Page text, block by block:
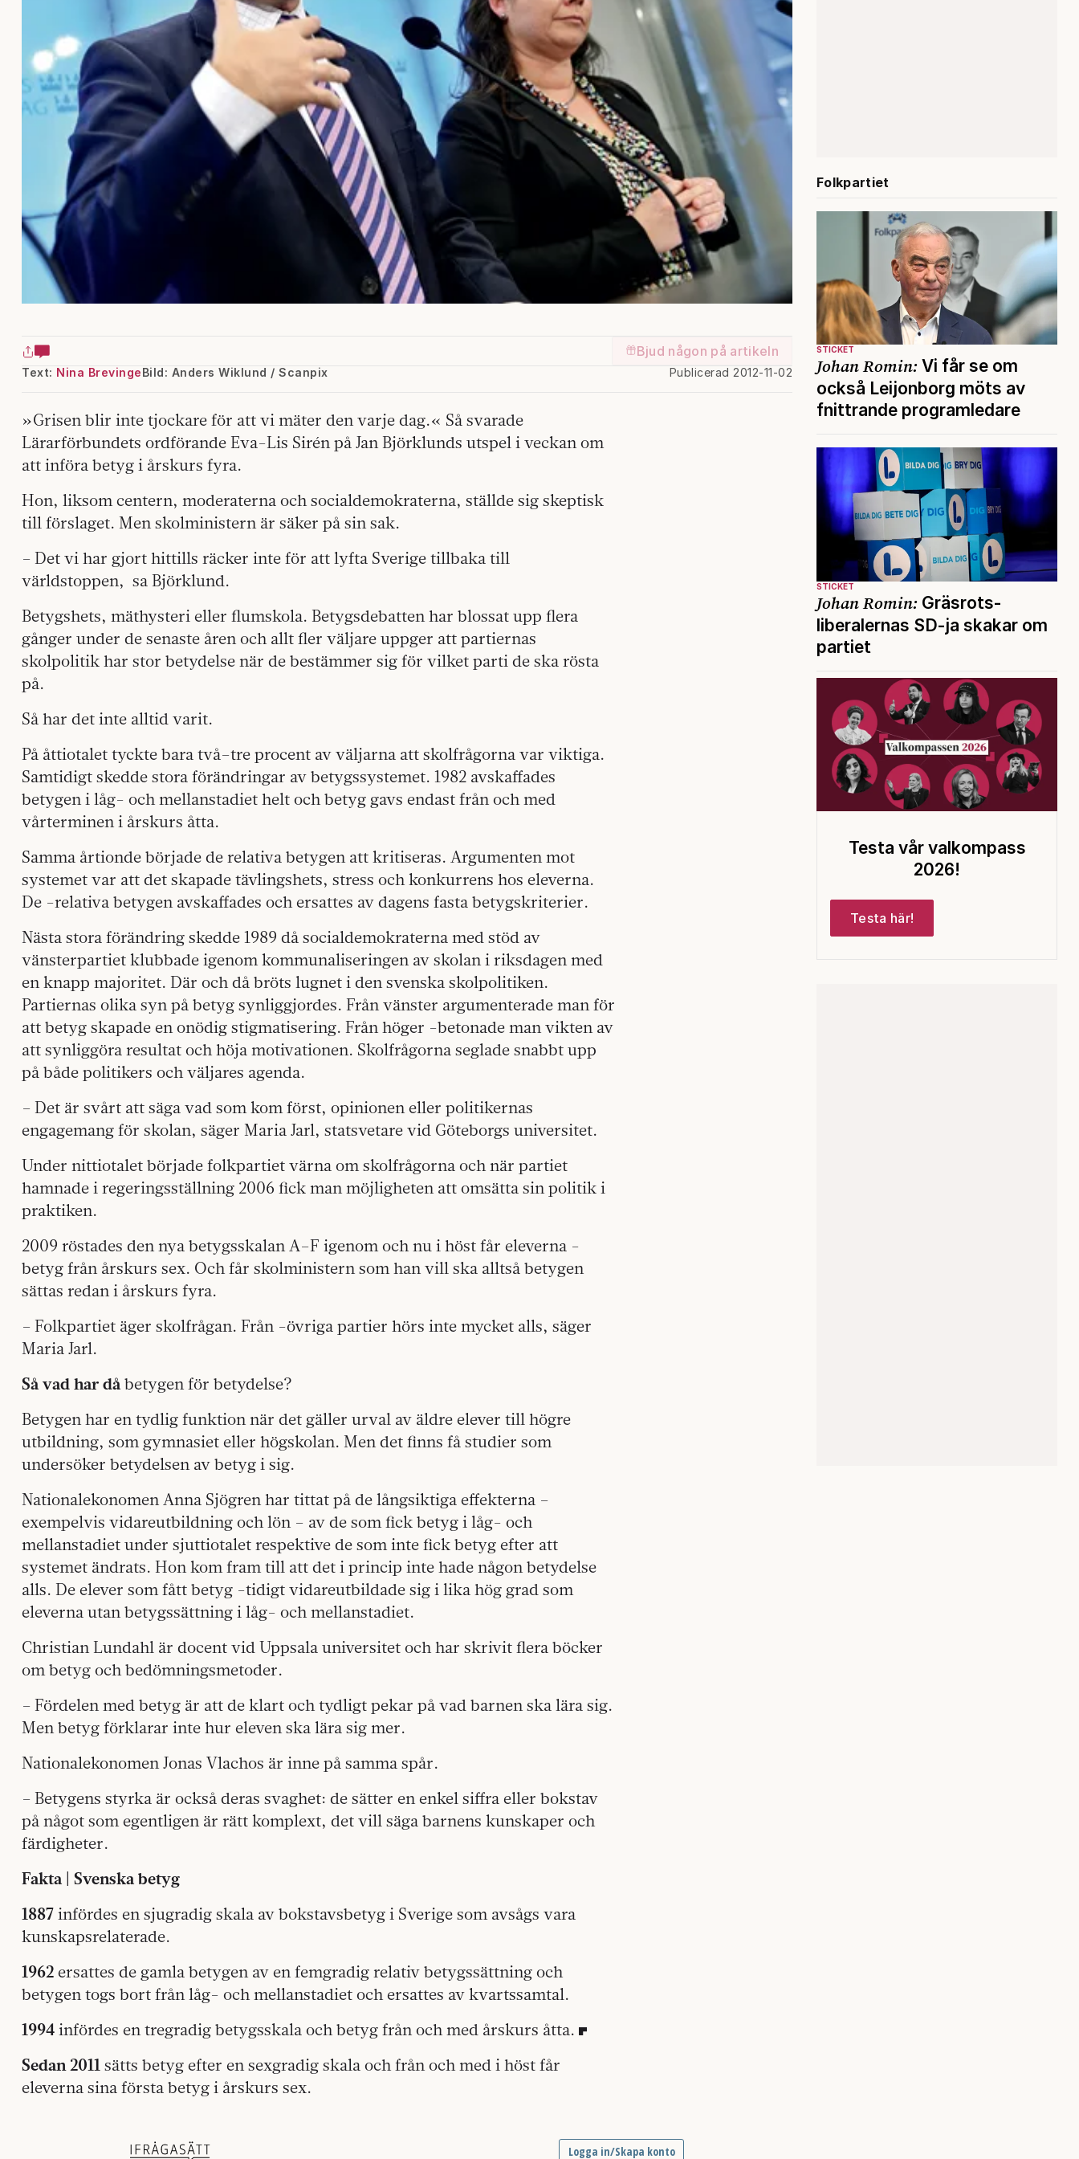
Bjud någon på artikeln
Text: Nina Brevinge Publicerad 2012-11-02
Bild: Anders Wiklund / Scanpix
»Grisen blir inte tjockare för att vi mäter den varje dag.« Så svarade
Lärarförbundets ordförande Eva-Lis Sirén på Jan Björklunds utspel i veckan om
att införa betyg i årskurs fyra.
Hon, liksom centern, moderaterna och socialdemokraterna, ställde sig skeptisk
till förslaget. Men skolministern är säker på sin sak.
– Det vi har gjort hittills räcker inte för att lyfta Sverige tillbaka till
världstoppen, sa Björklund.
Betygshets, mäthysteri eller flumskola. Betygsdebatten har blossat upp flera
gånger under de senaste åren och allt fler väljare uppger att partiernas
skolpolitik har stor betydelse när de bestämmer sig för vilket parti de ska rösta
på.
Så har det inte alltid varit.
På åttiotalet tyckte bara två–tre procent av väljarna att skolfrågorna var viktiga.
Samtidigt skedde stora förändringar av betygssystemet. 1982 avskaffades
betygen i låg- och mellanstadiet helt och betyg gavs endast från och med
vårterminen i årskurs åtta.
Samma årtionde började de relativa betygen att kritiseras. Argumenten mot
systemet var att det skapade tävlingshets, stress och konkurrens hos eleverna.
De -relativa betygen avskaffades och ersattes av dagens fasta betygskriterier.
Nästa stora förändring skedde 1989 då socialdemokraterna med stöd av
vänsterpartiet klubbade igenom kommunaliseringen av skolan i riksdagen med
en knapp majoritet. Där och då bröts lugnet i den svenska skolpolitiken.
Partiernas olika syn på betyg synliggjordes. Från vänster argumenterade man för
att betyg skapade en onödig stigmatisering. Från höger -betonade man vikten av
att synliggöra resultat och höja motivationen. Skolfrågorna seglade snabbt upp
på både politikers och väljares agenda.
– Det är svårt att säga vad som kom först, opinionen eller politikernas
engagemang för skolan, säger Maria Jarl, statsvetare vid Göteborgs universitet.
Under nittiotalet började folkpartiet värna om skolfrågorna och när partiet
hamnade i regeringsställning 2006 fick man möjligheten att omsätta sin politik i
praktiken.
2009 röstades den nya betygsskalan A–F igenom och nu i höst får eleverna -
betyg från årskurs sex. Och får skolministern som han vill ska alltså betygen
sättas redan i årskurs fyra.
– Folkpartiet äger skolfrågan. Från -övriga partier hörs inte mycket alls, säger
Maria Jarl.
Så vad har då betygen för betydelse?
Betygen har en tydlig funktion när det gäller urval av äldre elever till högre
utbildning, som gymnasiet eller högskolan. Men det finns få studier som
undersöker betydelsen av betyg i sig.
Nationalekonomen Anna Sjögren har tittat på de långsiktiga effekterna –
exempelvis vidareutbildning och lön – av de som fick betyg i låg- och
mellanstadiet under sjuttiotalet respektive de som inte fick betyg efter att
systemet ändrats. Hon kom fram till att det i princip inte hade någon betydelse
alls. De elever som fått betyg -tidigt vidareutbildade sig i lika hög grad som
eleverna utan betygssättning i låg- och mellanstadiet.
Christian Lundahl är docent vid Uppsala universitet och har skrivit flera böcker
om betyg och bedömningsmetoder.
– Fördelen med betyg är att de klart och tydligt pekar på vad barnen ska lära sig.
Men betyg förklarar inte hur eleven ska lära sig mer.
Nationalekonomen Jonas Vlachos är inne på samma spår.
– Betygens styrka är också deras svaghet: de sätter en enkel siffra eller bokstav
på något som egentligen är rätt komplext, det vill säga barnens kunskaper och
färdigheter.
Fakta | Svenska betyg
1887 infördes en sjugradig skala av bokstavsbetyg i Sverige som avsågs vara
kunskapsrelaterade.
1962 ersattes de gamla betygen av en femgradig relativ betygssättning och
betygen togs bort från låg- och mellanstadiet och ersattes av kvartssamtal.
1994 infördes en tregradig betygsskala och betyg från och med årskurs åtta.
Sedan 2011 sätts betyg efter en sexgradig skala och från och med i höst får
eleverna sina första betyg i årskurs sex.
Folkpartiet
STICKET
Johan Romin: Vi får se om
också Leijonborg möts av
fnittrande programledare
STICKET
Johan Romin: Gräsrots-
liberalernas SD-ja skakar om
partiet
Testa vår valkompass
2026!
Testa här!